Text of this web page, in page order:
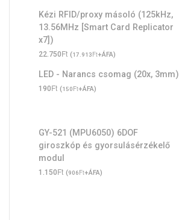
Kézi RFID/proxy másoló (125kHz,
13.56MHz [Smart Card Replicator
x7])
22.750Ft (17.913Ft+ÁFA)
LED - Narancs csomag (20x, 3mm)
190Ft (150Ft+ÁFA)
GY-521 (MPU6050) 6DOF
giroszkóp és gyorsulásérzékelő
modul
1.150Ft (906Ft+ÁFA)